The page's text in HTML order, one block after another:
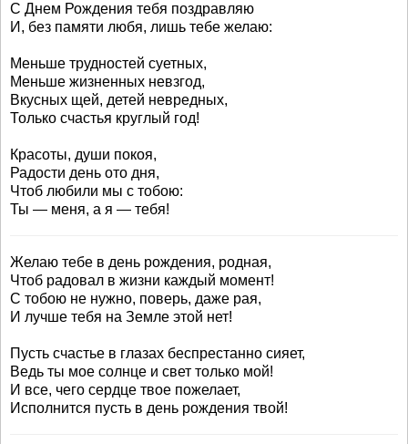
С Днем Рождения тебя поздравляю
И, без памяти любя, лишь тебе желаю:
Меньше трудностей суетных,
Меньше жизненных невзгод,
Вкусных щей, детей невредных,
Только счастья круглый год!
Красоты, души покоя,
Радости день ото дня,
Чтоб любили мы с тобою:
Ты — меня, а я — тебя!
Желаю тебе в день рождения, родная,
Чтоб радовал в жизни каждый момент!
С тобою не нужно, поверь, даже рая,
И лучше тебя на Земле этой нет!
Пусть счастье в глазах беспрестанно сияет,
Ведь ты мое солнце и свет только мой!
И все, чего сердце твое пожелает,
Исполнится пусть в день рождения твой!